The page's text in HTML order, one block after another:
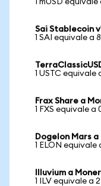
1 mUSD
Sai Stablecoin
1 SAI equivale a
1 USTC equivale
Frax Share a
1 FXS equivale a
Dogelon Mars a
1 ELON
Illuvium a
1 ILV equivale a